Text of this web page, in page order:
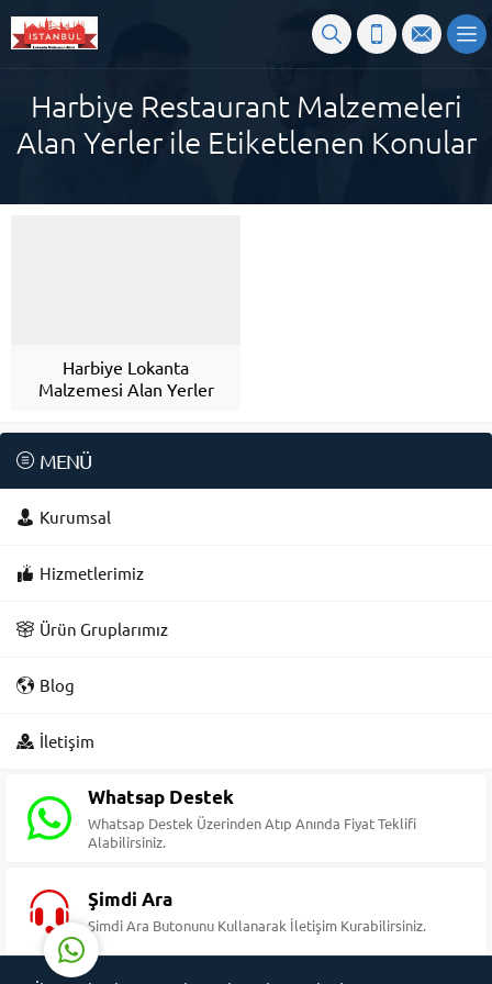
Harbiye Restaurant Malzemeleri
Alan Yerler ile Etiketlenen Konular
Harbiye Lokanta
Malzemesi Alan Yerler
MENÜ
Kurumsal
Hizmetlerimiz
Ürün Gruplarımız
Blog
İletişim
Whatsap Destek
Whatsap Destek Üzerinden Atıp Anında Fiyat Teklifi
Alabilirsiniz.
Şimdi Ara
Şimdi Ara Butonunu Kullanarak İletişim Kurabilirsiniz.